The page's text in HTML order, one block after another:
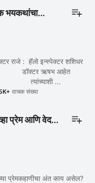
भयकथांचा
राजे : हॅलो इन्स्पेक्टर शशिधर
ऋषभ आहेत
मला त्यांच्याशी ...
वाचक संख्या
प्रेम आणि वेदना
प्रेमकहाणीचा अंत काय असेल?